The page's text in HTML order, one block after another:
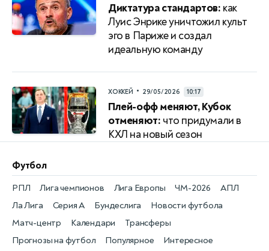
Диктатура стандартов: как
Луис Энрике уничтожил культ
эго в Париже и создал
идеальную команду
ХОККЕЙ • 29/05/2026 10:17
Плей-офф меняют, Кубок
отменяют: что придумали в
КХЛ на новый сезон
Футбол
Новости футбола
РПЛ
Матч-центр
Лига чемпионов
Календари
Лига Европы
Трансферы
ЧМ-2026
Прогнозы на футбол
АПЛ
Популярное
Ла Лига
Интересное
Серия А Бундеслига